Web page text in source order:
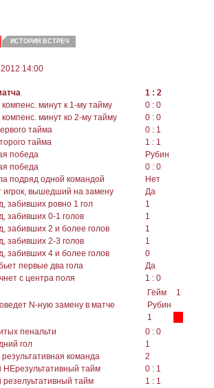
ИСТОРИЯ ВСТРЕЧ
14:00
1 : 2
компенс. минут к 1-му тайму
0 : 0
компенс. минут ко 2-му тайму
0 : 0
тайма
0 : 1
тайма
1 : 1
победа
Рубин
победа
0 : 0
подряд одной командой
Нет
игрок, вышедший на замену
Да
забивших ровно 1 гол
1
забивших 0-1 голов
1
забивших 2 и более голов
1
забивших 2-3 голов
1
забивших 4 и более голов
0
первые два гола
Да
с центра поля
1 : 0
N-ную замену в матче
Гейм
1
Рубин
1
пенальти
0 : 0
гол
1
команда
2
тайм
0 : 1
тайм
1 : 1